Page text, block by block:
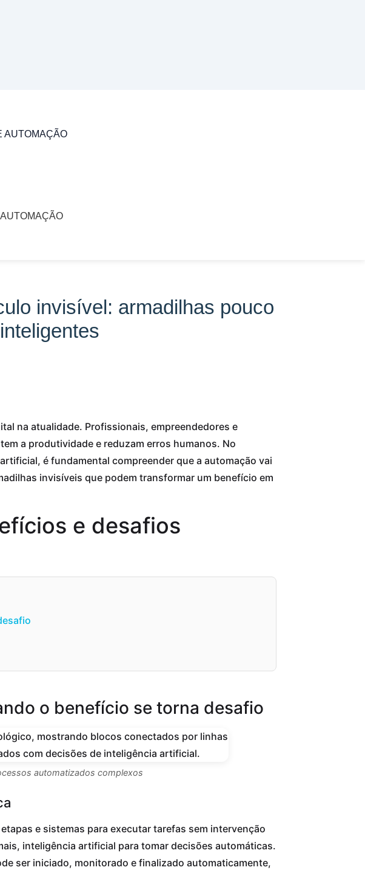
AUTOMAÇÃO
invisível: armadilhas pouco
na atualidade. Profissionais, empreendedores e
a produtividade e reduzam erros humanos. No
é fundamental compreender que a automação vai
invisíveis que podem transformar um benefício em
e desafios
o benefício se torna desafio
automatizados complexos
e sistemas para executar tarefas sem intervenção
inteligência artificial para tomar decisões automáticas.
ser iniciado, monitorado e finalizado automaticamente,